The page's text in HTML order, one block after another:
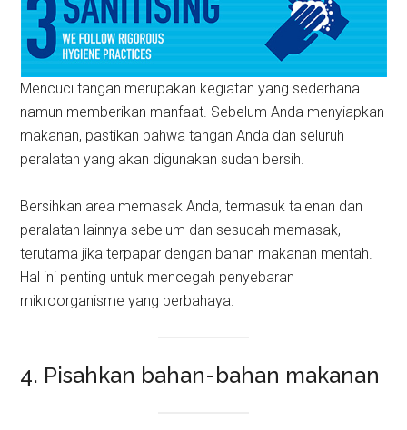
Mencuci tangan merupakan kegiatan yang sederhana
namun memberikan manfaat. Sebelum Anda menyiapkan
makanan, pastikan bahwa tangan Anda dan seluruh
peralatan yang akan digunakan sudah bersih.
Bersihkan area memasak Anda, termasuk talenan dan
peralatan lainnya sebelum dan sesudah memasak,
terutama jika terpapar dengan bahan makanan mentah.
Hal ini penting untuk mencegah penyebaran
mikroorganisme yang berbahaya.
4. Pisahkan bahan-bahan makanan